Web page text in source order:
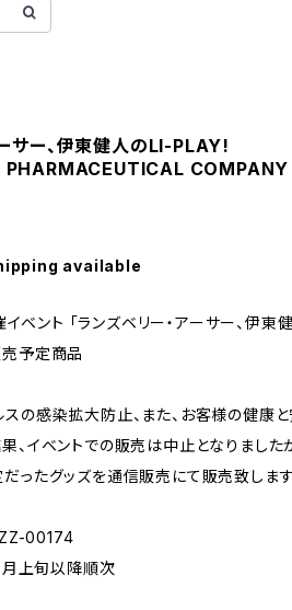
サー、伊東健人のLI-PLAY!
COMPANY
available
ベント 「ランズベリー・アーサー、伊東
予定商品
の感染拡大防止、また、お客様の健康
、イベントでの販売は中止となりました
ったグッズを通信販売にて販売致します
00174
上旬以降順次